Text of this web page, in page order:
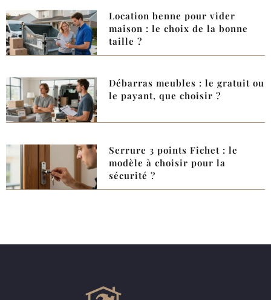
Location benne pour vider
maison : le choix de la bonne
taille ?
Débarras meubles : le gratuit ou
le payant, que choisir ?
Serrure 3 points Fichet : le
modèle à choisir pour la
sécurité ?